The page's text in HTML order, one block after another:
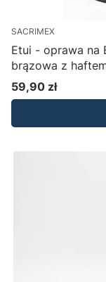
SACRIMEX
Etui - oprawa na
brązowa z
Cena
59,90 zł